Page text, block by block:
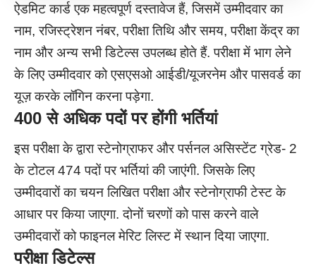
ऐडमिट कार्ड एक महत्वपूर्ण दस्तावेज हैं, जिसमें उम्मीदवार का
नाम, रजिस्ट्रेशन नंबर, परीक्षा तिथि और समय, परीक्षा केंद्र का
नाम और अन्य सभी डिटेल्स उपलब्ध होते हैं. परीक्षा में भाग लेने
के लिए उम्मीदवार को एसएसओ आईडी/यूजरनेम और पासवर्ड का
यूज़ करके लॉगिन करना पड़ेगा.
400 से अधिक पदों पर होंगी भर्तियां
इस परीक्षा के द्वारा स्टेनोग्राफर और पर्सनल असिस्टेंट ग्रेड- 2
के टोटल 474 पदों पर भर्तियां की जाएंगी. जिसके लिए
उम्मीदवारों का चयन लिखित परीक्षा और स्टेनोग्राफी टेस्ट के
आधार पर किया जाएगा. दोनों चरणों को पास करने वाले
उम्मीदवारों को फाइनल मेरिट लिस्ट में स्थान दिया जाएगा.
परीक्षा डिटेल्स